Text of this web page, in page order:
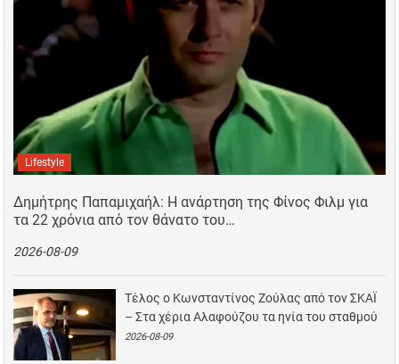
Lifestyle
Δημήτρης Παπαμιχαήλ: Η ανάρτηση της Φίνος Φιλμ για
τα 22 χρόνια από τον θάνατο του…
2026-08-09
Τέλος ο Κωνσταντίνος Ζούλας από τον ΣΚΑΪ
– Στα χέρια Αλαφούζου τα ηνία του σταθμού
2026-08-09